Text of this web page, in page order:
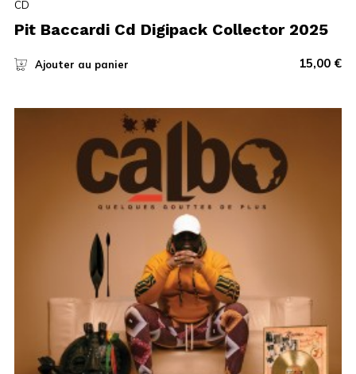
CD
Pit Baccardi Cd Digipack Collector 2025
Ajouter au panier 15,00 €